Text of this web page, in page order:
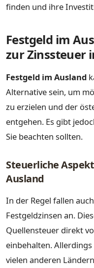
finden und ihre
Festgeld im
zur Zinssteuer
Festgeld im Ausland
Alternative sein, um
zu erzielen und der
entgehen. Es gibt
Sie beachten sollten.
Steuerliche
Ausland
In der Regel fallen
Festgeldzinsen an.
Quellensteuer direkt
einbehalten.
vielen anderen Ländern